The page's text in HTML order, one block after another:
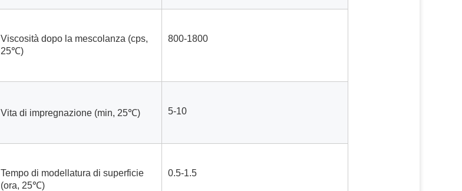
Viscosità dopo la mescolanza (cps,
25℃)
800-1800
Vita di impregnazione (min, 25℃) 5-10
Tempo di modellatura di superficie
(ora, 25℃)
0.5-1.5